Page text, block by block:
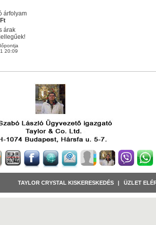
árfolyam
árak
20:09
TAYLOR CRYSTAL KISKERESKEDÉS ÜZLET